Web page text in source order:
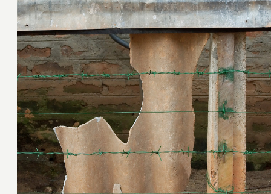
20. Januar 2009